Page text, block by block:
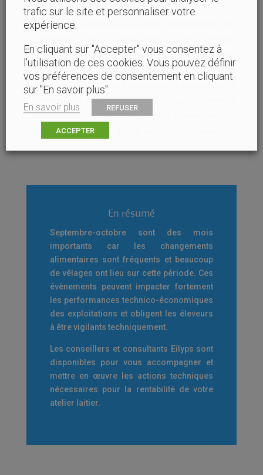
de lactation se passent bien.
les nouveaux maïs dans la ration
correctement la flore ruminale. Quand ce délai n’est
pas possible, des précautions sont à prendre en
ajoutant 250g de bicarbonate dans la ration avec un
maintien de l’apport de fibres. L’apport d’énergie
fermentescible, type céréales, peut apporter un plus
en production sur les premières semaines de
En résumé
Septembre-octobre sont des mois
importants car les changements
alimentaires sont fréquents et beaucoup
de vêlages ont lieu sur cette période. Ces
évènements peuvent impacter fortement
les performances technico-économiques
des exploitations et obligent les éleveurs
à être vigilants techniquement.
Les conseillers et consultants Eilyps sont
disponibles pour vous accompagner et
mettre en œuvre les actions techniques
nécessaires pour la rentabilité de votre
atelier laitier.
trafic sur le site et personnaliser votre
expérience.
En cliquant sur "Accepter" vous consentez à
l’utilisation de ces cookies. Vous pouvez définir
vos préférences de consentement en cliquant
sur "En savoir plus".
En savoir plus REFUSER
ACCEPTER